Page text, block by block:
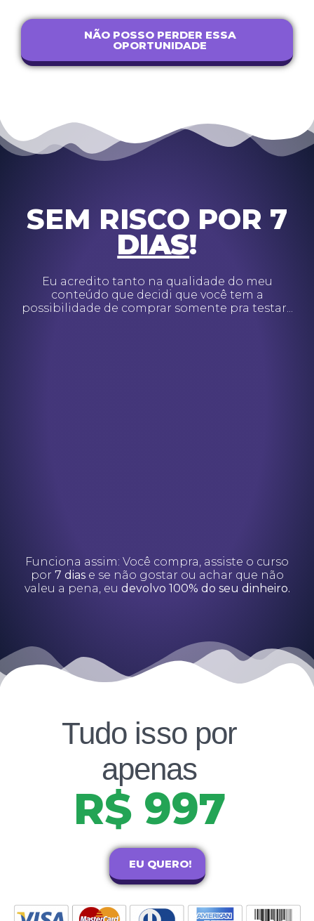
NÃO POSSO PERDER ESSA
OPORTUNIDADE
SEM RISCO POR 7
DIAS!
Eu acredito tanto na qualidade do meu
conteúdo que decidi que você tem a
possibilidade de comprar somente pra testar...
Funciona assim: Você compra, assiste o curso
por 7 diase se não gostar ou achar que não
valeu a pena, eu devolvo 100% do seu dinheiro.
Tudo isso por
apenas
R$ 997
EU QUERO!